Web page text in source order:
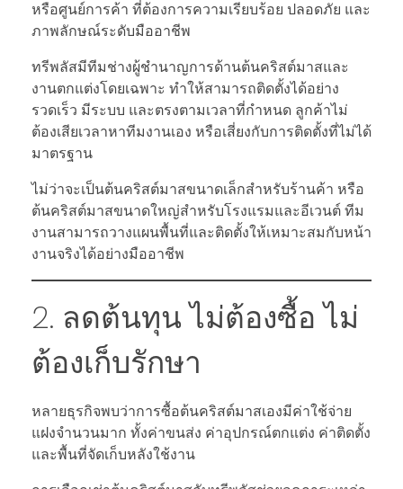
หรือศูนย์การค้า ที่ต้องการความเรียบร้อย ปลอดภัย และ
ภาพลักษณ์ระดับมืออาชีพ
ทรีพลัสมีทีมช่างผู้ชำนาญการด้านต้นคริสต์มาสและ
งานตกแต่งโดยเฉพาะ ทำให้สามารถติดตั้งได้อย่าง
รวดเร็ว มีระบบ และตรงตามเวลาที่กำหนด ลูกค้าไม่
ต้องเสียเวลาหาทีมงานเอง หรือเสี่ยงกับการติดตั้งที่ไม่ได้
มาตรฐาน
ไม่ว่าจะเป็นต้นคริสต์มาสขนาดเล็กสำหรับร้านค้า หรือ
ต้นคริสต์มาสขนาดใหญ่สำหรับโรงแรมและอีเวนต์ ทีม
งานสามารถวางแผนพื้นที่และติดตั้งให้เหมาะสมกับหน้า
งานจริงได้อย่างมืออาชีพ
2. ลดต้นทุน ไม่ต้องซื้อ ไม่
ต้องเก็บรักษา
หลายธุรกิจพบว่าการซื้อต้นคริสต์มาสเองมีค่าใช้จ่าย
แฝงจำนวนมาก ทั้งค่าขนส่ง ค่าอุปกรณ์ตกแต่ง ค่าติดตั้ง
และพื้นที่จัดเก็บหลังใช้งาน